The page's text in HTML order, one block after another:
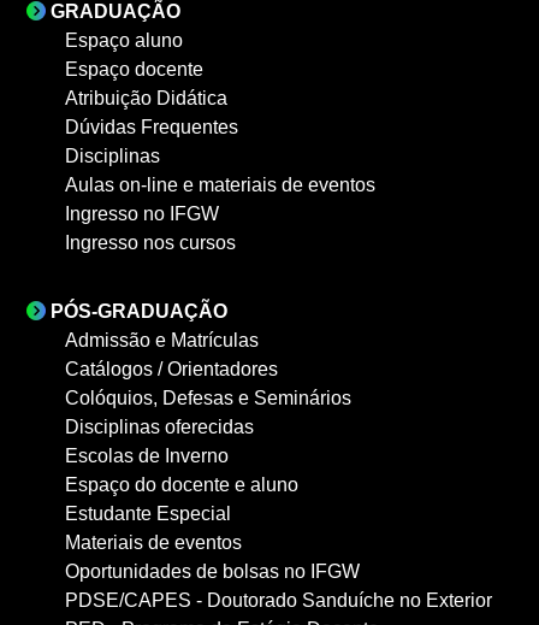
GRADUAÇÃO
Espaço aluno
Espaço docente
Atribuição Didática
Dúvidas Frequentes
Disciplinas
Aulas on-line e materiais de eventos
Ingresso no IFGW
Ingresso nos cursos
PÓS-GRADUAÇÃO
Admissão e Matrículas
Catálogos / Orientadores
Colóquios, Defesas e Seminários
Disciplinas oferecidas
Escolas de Inverno
Espaço do docente e aluno
Estudante Especial
Materiais de eventos
Oportunidades de bolsas no IFGW
PDSE/CAPES - Doutorado Sanduíche no Exterior